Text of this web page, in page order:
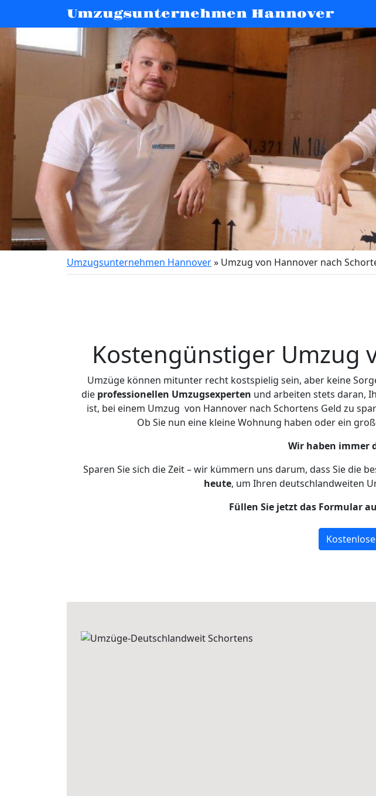
Umzugsunternehmen Hannover
Umzugsunternehmen Hannover» Umzug von Hannover nach
Kostengünstiger Umzug
Umzüge können mitunter recht kostspielig sein, aber keine
die professionellen Umzugsexperten und arbeiten stets daran,
ist, bei einem Umzug von Hannover nach Schortens Geld zu
Ob Sie nun eine kleine Wohnung haben oder ein
Wir haben immer
Sparen Sie sich die Zeit – wir kümmern uns darum, dass Sie die
heute, um Ihren deutschlandweiten
Füllen Sie jetzt das Formular